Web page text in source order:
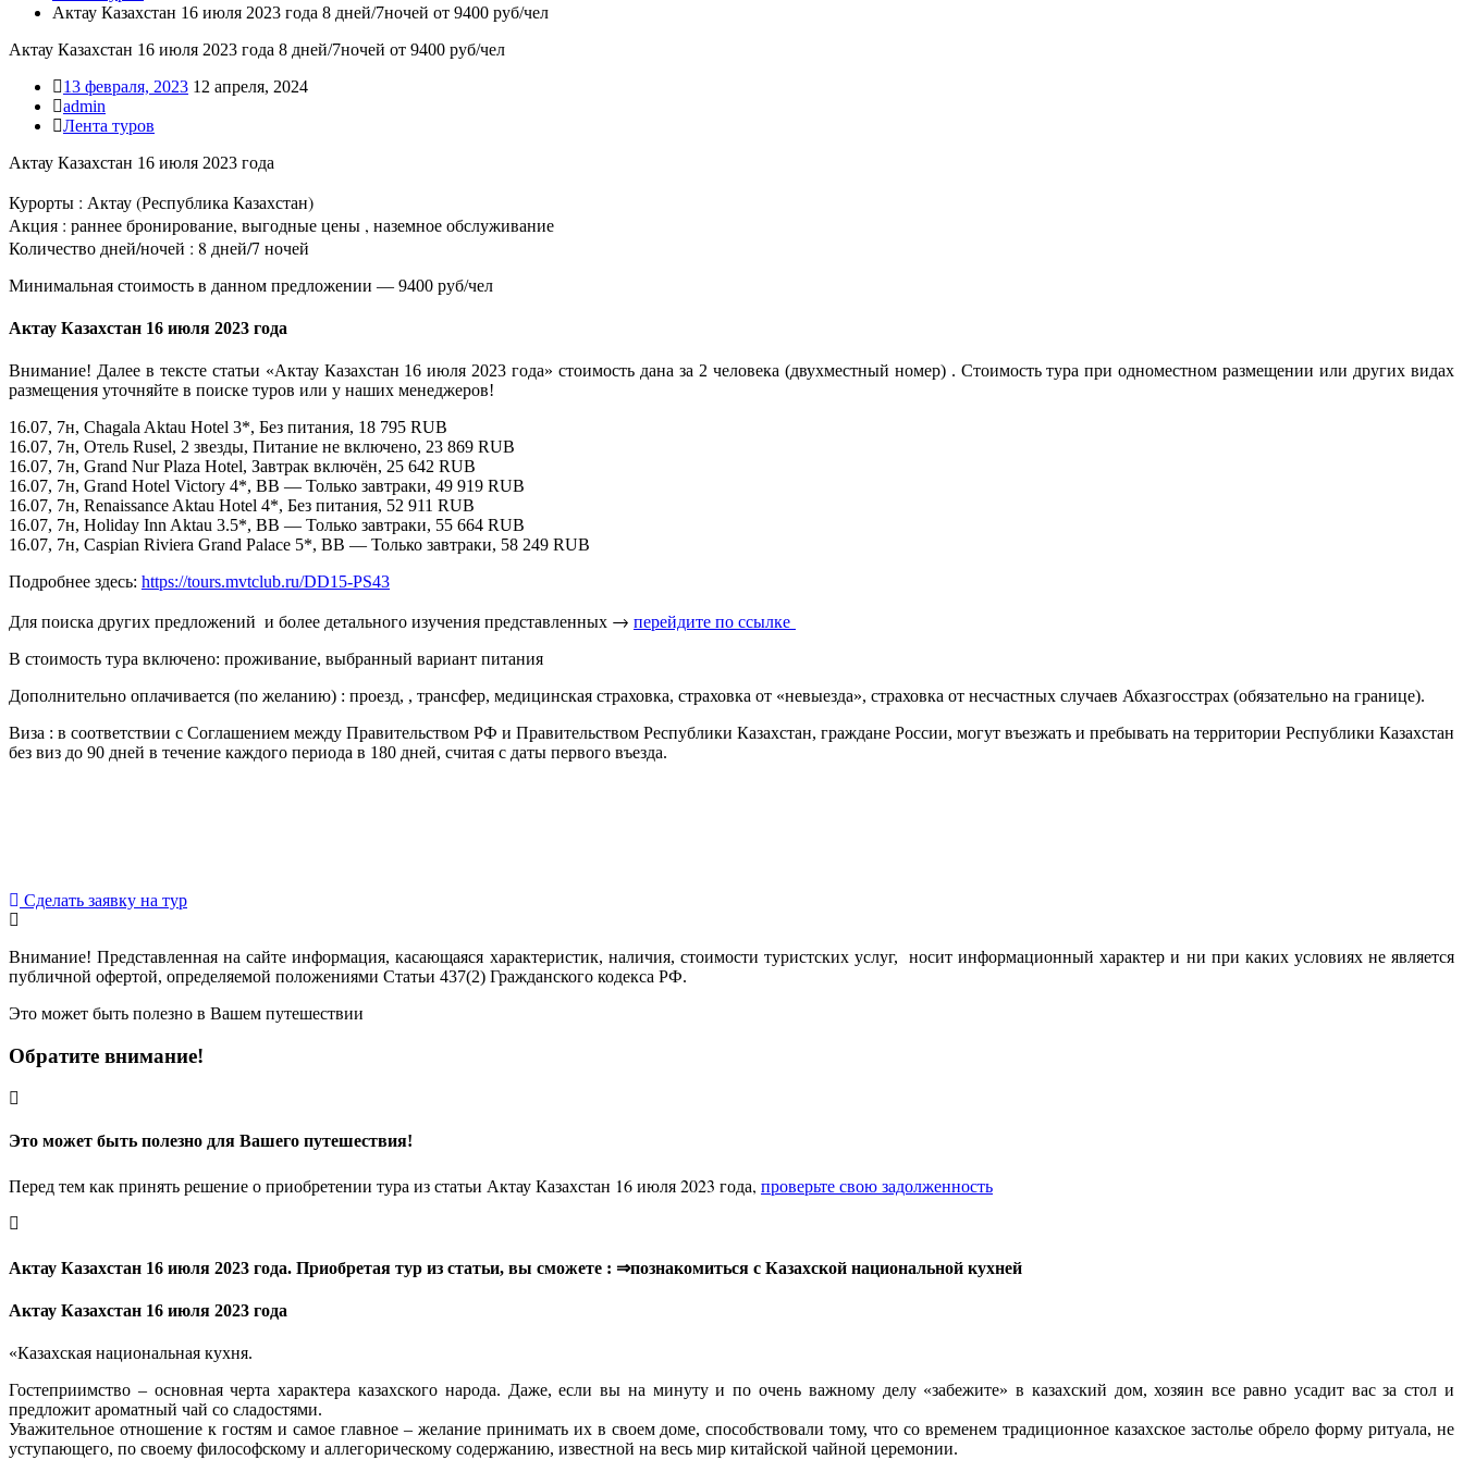
Актау Казахстан 16 июля 2023 года 8 дней/7ночей от 9400 руб/чел
Актау Казахстан 16 июля 2023 года 8 дней/7ночей от 9400 руб/чел
13 февраля, 2023 12 апреля, 2024
admin
Лента туров
Актау Казахстан 16 июля 2023 года
Курорты : Актау (Республика Казахстан)
Акция : раннее бронирование, выгодные цены , наземное обслуживание
Количество дней/ночей : 8 дней/7 ночей
Минимальная стоимость в данном предложении — 9400 руб/чел
Актау Казахстан 16 июля 2023 года
Внимание! Далее в тексте статьи «Актау Казахстан 16 июля 2023 года» стоимость дана за 2 человека (двухместный номер) . Стоимость тура при одноместном размещении или других видах
размещения уточняйте в поиске туров или у наших менеджеров!
16.07, 7н, Chagala Aktau Hotel 3*, Без питания, 18 795 RUB
16.07, 7н, Отель Rusel, 2 звезды, Питание не включено, 23 869 RUB
16.07, 7н, Grand Nur Plaza Hotel, Завтрак включён, 25 642 RUB
16.07, 7н, Grand Hotel Victory 4*, BB — Только завтраки, 49 919 RUB
16.07, 7н, Renaissance Aktau Hotel 4*, Без питания, 52 911 RUB
16.07, 7н, Holiday Inn Aktau 3.5*, BB — Только завтраки, 55 664 RUB
16.07, 7н, Caspian Riviera Grand Palace 5*, BB — Только завтраки, 58 249 RUB
Подробнее здесь: https://tours.mvtclub.ru/DD15-PS43
Для поиска других предложений  и более детального изучения представленных → перейдите по ссылке
В стоимость тура включено: проживание, выбранный вариант питания
Дополнительно оплачивается (по желанию) : проезд, , трансфер, медицинская страховка, страховка от «невыезда», страховка от несчастных случаев Абхазгосстрах (обязательно на границе).
Виза : в соответствии с Соглашением между Правительством РФ и Правительством Республики Казахстан, граждане России, могут въезжать и пребывать на территории Республики Казахстан
без виз до 90 дней в течение каждого периода в 180 дней, считая с даты первого въезда.
Сделать заявку на тур
Внимание! Представленная на сайте информация, касающаяся характеристик, наличия, стоимости туристских услуг, носит информационный характер и ни при каких условиях не является
публичной офертой, определяемой положениями Статьи 437(2) Гражданского кодекса РФ.
Это может быть полезно в Вашем путешествии
Обратите внимание!
Это может быть полезно для Вашего путешествия!
Перед тем как принять решение о приобретении тура из статьи Актау Казахстан 16 июля 2023 года, проверьте свою задолженность
Актау Казахстан 16 июля 2023 года. Приобретая тур из статьи, вы сможете : ⇒познакомиться с Казахской национальной кухней
Актау Казахстан 16 июля 2023 года
«Казахская национальная кухня.
Гостеприимство – основная черта характера казахского народа. Даже, если вы на минуту и по очень важному делу «забежите» в казахский дом, хозяин все равно усадит вас за стол и
предложит ароматный чай со сладостями.
Уважительное отношение к гостям и самое главное – желание принимать их в своем доме, способствовали тому, что со временем традиционное казахское застолье обрело форму ритуала, не
уступающего, по своему философскому и аллегорическому содержанию, известной на весь мир китайской чайной церемонии.